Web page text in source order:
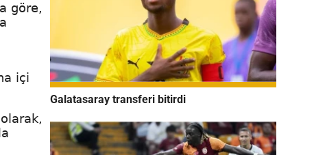
göre,
içi
Galatasaray transferi bitirdi